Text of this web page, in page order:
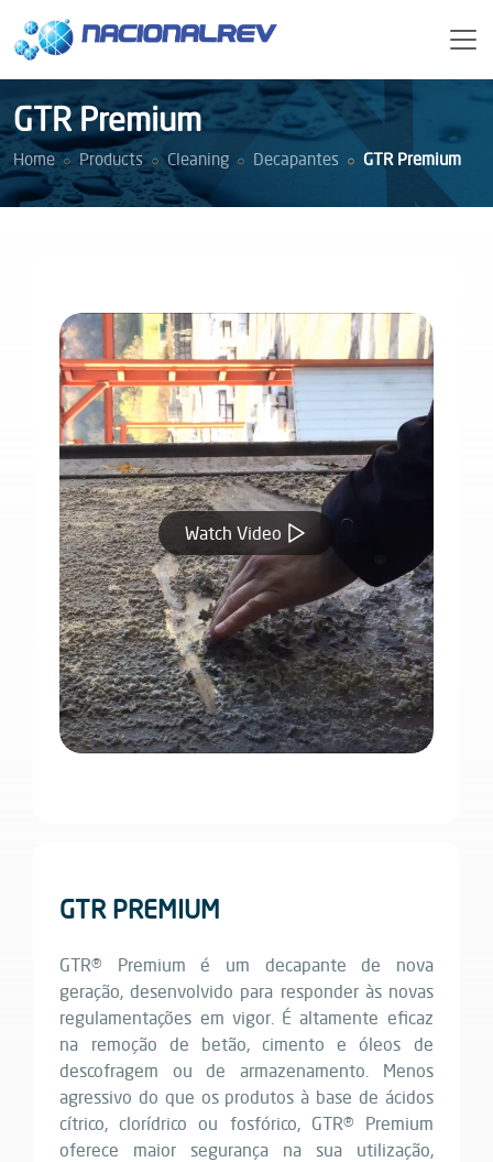
GTR Premium
Home Products Cleaning Decapantes GTR Premium
Watch Video
GTR PREMIUM
GTR® Premium é um decapante de nova
geração, desenvolvido para responder às novas
regulamentações em vigor. É altamente eficaz
na remoção de betão, cimento e óleos de
descofragem ou de armazenamento. Menos
agressivo do que os produtos à base de ácidos
cítrico, clorídrico ou fosfórico, GTR® Premium
oferece maior segurança na sua utilização,